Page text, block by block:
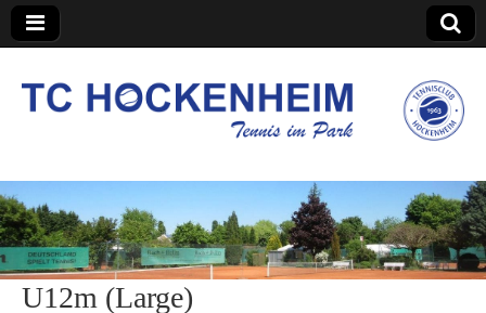
TC Hockenheim
U12m (Large)